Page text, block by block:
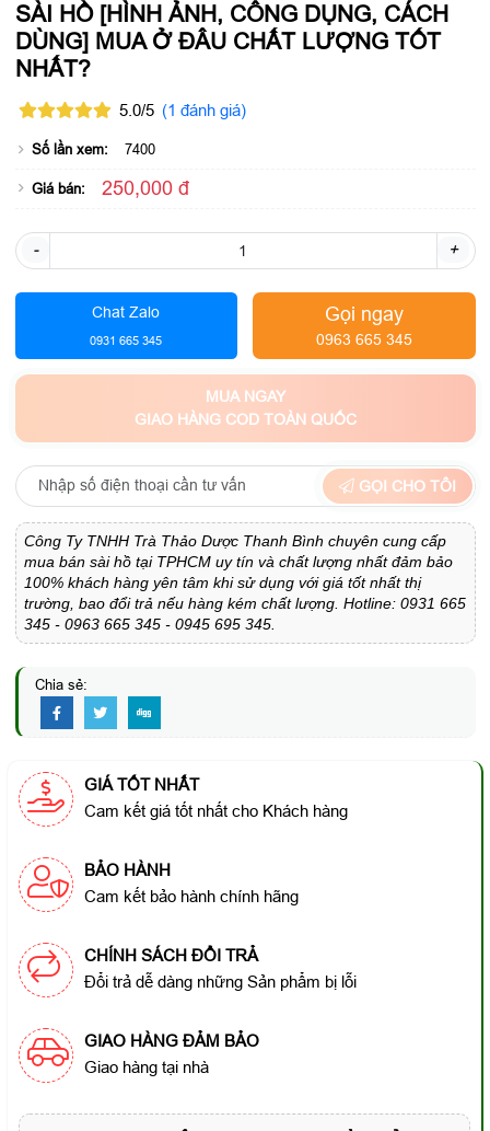
SÀI HỒ [HÌNH ẢNH, CÔNG DỤNG, CÁCH
DÙNG] MUA Ở ĐÂU CHẤT LƯỢNG TỐT
NHẤT?
5.0/5 (1 đánh giá)
Số lần xem: 7400
Giá bán: 250,000 đ
- +
Chat Zalo
0931 665 345
Gọi ngay
0963 665 345
MUA NGAY
GIAO HÀNG COD TOÀN QUỐC
GỌI CHO TÔI
Công Ty TNHH Trà Thảo Dược Thanh Bình chuyên cung cấp
mua bán sài hồ tại TPHCM uy tín và chất lượng nhất đảm bảo
100% khách hàng yên tâm khi sử dụng với giá tốt nhất thị
trường, bao đổi trả nếu hàng kém chất lượng. Hotline: 0931 665
345 - 0963 665 345 - 0945 695 345.
Chia sẻ:
GIÁ TỐT NHẤT
Cam kết giá tốt nhất cho Khách hàng
BẢO HÀNH
Cam kết bảo hành chính hãng
CHÍNH SÁCH ĐỔI TRẢ
Đổi trả dễ dàng những Sản phẩm bị lỗi
GIAO HÀNG ĐẢM BẢO
Giao hàng tại nhà